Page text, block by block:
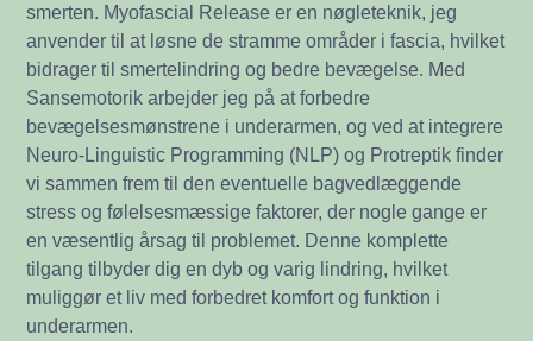
smerten. Myofascial Release er en nøgleteknik, jeg
anvender til at løsne de stramme områder i fascia, hvilket
bidrager til smertelindring og bedre bevægelse. Med
Sansemotorik arbejder jeg på at forbedre
bevægelsesmønstrene i underarmen, og ved at integrere
Neuro-Linguistic Programming (NLP) og Protreptik finder
vi sammen frem til den eventuelle bagvedlæggende
stress og følelsesmæssige faktorer, der nogle gange er
en væsentlig årsag til problemet. Denne komplette
tilgang tilbyder dig en dyb og varig lindring, hvilket
muliggør et liv med forbedret komfort og funktion i
underarmen.